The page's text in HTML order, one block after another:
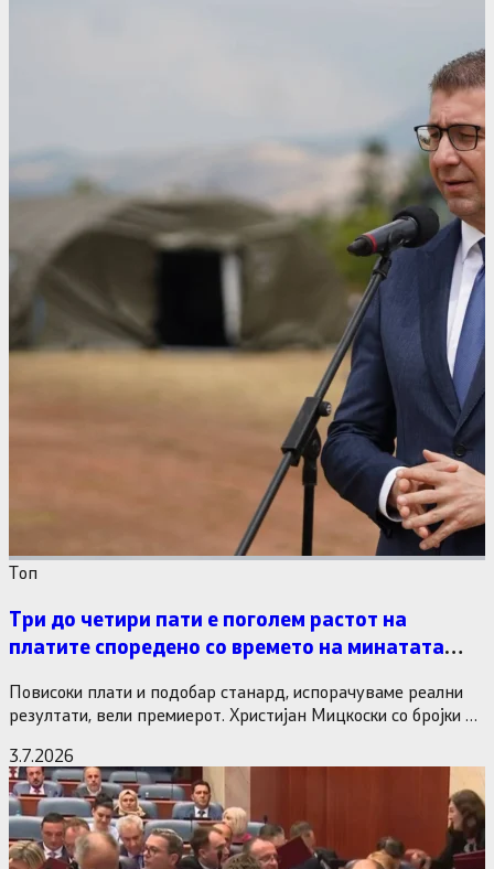
Tоп
Три до четири пати е поголем растот на
платите споредено со времето на минатата
Повисоки плати и подобар станард, испорачуваме реални
резултати, вели премиерот. Христијан Мицкоски со бројки и
3.7.2026